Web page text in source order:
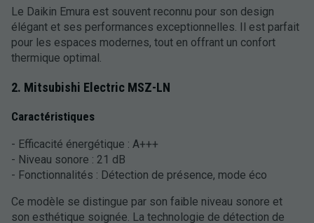
Le Daikin Emura est souvent reconnu pour son design
élégant et ses performances exceptionnelles. Il est parfait
pour les espaces modernes, tout en offrant un confort
thermique optimal.
2. Mitsubishi Electric MSZ-LN
Caractéristiques
- Efficacité énergétique : A+++
- Niveau sonore : 21 dB
- Fonctionnalités : Détection de présence, mode éco
Ce modèle se distingue par son faible niveau sonore et
son esthétique soignée. La technologie de détection de